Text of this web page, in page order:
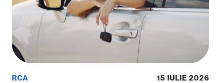
RCA 15 IULIE 2026